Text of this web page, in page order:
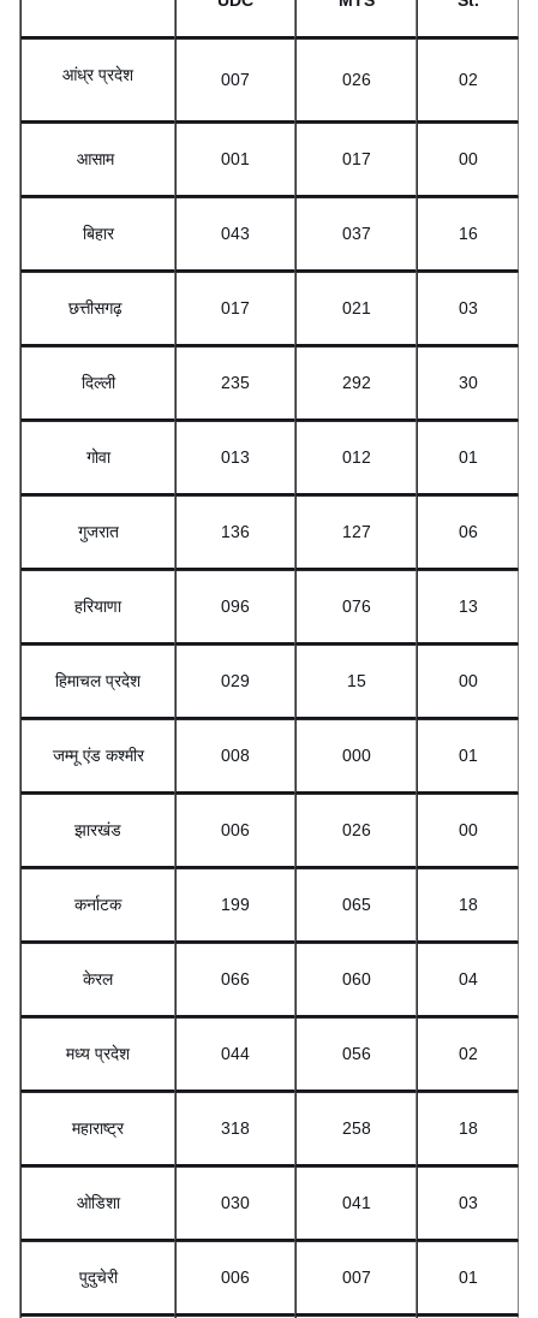
आंध्र प्रदेश 007 026 02
आसाम 001 017 00
बिहार 043 037 16
छत्तीसगढ़ 017 021 03
दिल्ली 235 292 30
गोवा 013 012 01
गुजरात 136 127 06
हरियाणा 096 076 13
हिमाचल प्रदेश 029 15 00
जम्मू एंड कश्मीर 008 000 01
झारखंड 006 026 00
कर्नाटक 199 065 18
केरल 066 060 04
मध्य प्रदेश 044 056 02
महाराष्ट्र 318 258 18
ओडिशा 030 041 03
पुदुचेरी 006 007 01